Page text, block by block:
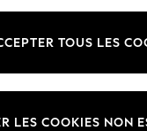
bain. Les tendances
tandis que les hauts
Silhouette
en
TOUS LES
LES COOKIES NON